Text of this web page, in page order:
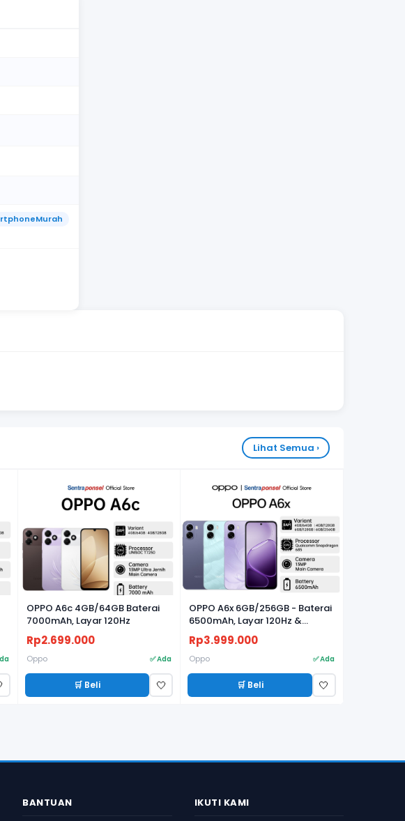
Lihat Semua ›
OPPO A6c 4GB/64GB Baterai
7000mAh, Layar 120Hz
Rp2.699.000
Oppo ✅ Ada
🛒 Beli 🤍
OPPO A6x 6GB/256GB - Baterai
6500mAh, Layar 120Hz &
Snapdragon 685
Rp3.999.000
Oppo ✅ Ada
🛒 Beli 🤍
BANTUAN IKUTI KAMI